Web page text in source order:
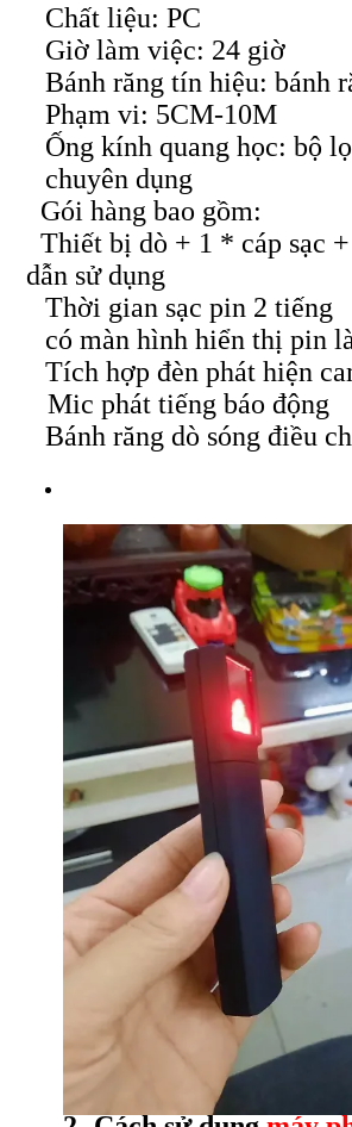
Chất liệu: PC
Giờ làm việc: 24 giờ
Bánh răng tín hiệu: bánh
Phạm vi: 5CM-10M
Ống kính quang học: bộ
chuyên dụng
Gói hàng bao gồm:
Thiết bị dò + 1 * cáp sạc
dẫn sử dụng
Thời gian sạc pin 2 tiếng
có màn hình hiển thị pin
Tích hợp đèn phát hiện
Mic phát tiếng báo động
Bánh răng dò sóng điều